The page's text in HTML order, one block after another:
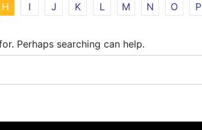
H I J K L M N O P
Perhaps searching can help.